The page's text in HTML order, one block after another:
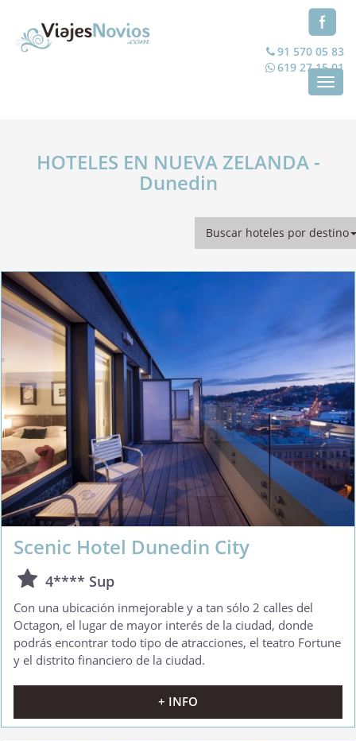
91 570 05 83
619 27 15 01
HOTELES EN NUEVA ZELANDA -
Dunedin
Buscar hoteles por destino
Scenic Hotel Dunedin City
4**** Sup
Con una ubicación inmejorable y a tan sólo 2 calles del
Octagon, el lugar de mayor interés de la ciudad, donde
podrás encontrar todo tipo de atracciones, el teatro Fortune
y el distrito financiero de la ciudad.
+ INFO